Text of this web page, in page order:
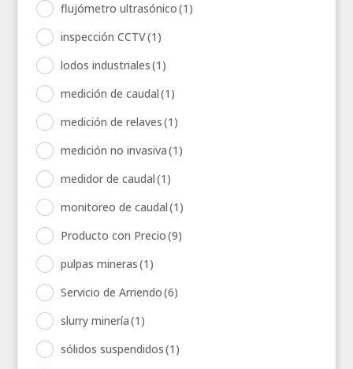
flujómetro ultrasónico(1)
inspección CCTV(1)
lodos industriales(1)
medición de caudal(1)
medición de relaves(1)
medición no invasiva(1)
medidor de caudal(1)
monitoreo de caudal(1)
Producto con Precio(9)
pulpas mineras(1)
Servicio de Arriendo(6)
slurry minería(1)
sólidos suspendidos(1)